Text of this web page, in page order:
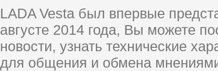
LADA Vesta был впервые
августе 2014 года, Вы можете
новости, узнать технические
для общения и обмена